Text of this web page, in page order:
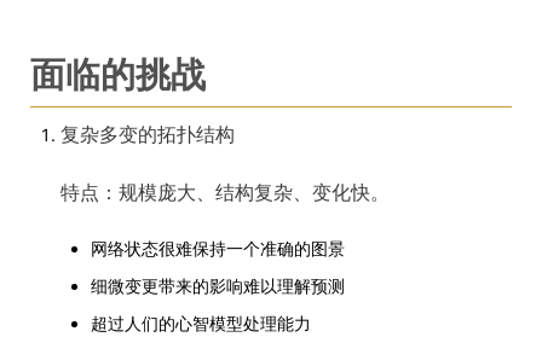
面临的挑战
复杂多变的拓扑结构
特点：规模庞大、结构复杂、变化快。
网络状态很难保持一个准确的图景
细微变更带来的影响难以理解预测
超过人们的心智模型处理能力